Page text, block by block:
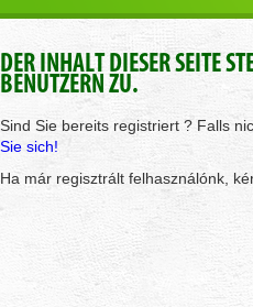
DER INHALT DIESER SEITE
BENUTZERN ZU.
Sind Sie bereits registriert ? Falls
Sie sich!
Ha már regisztrált felhasználónk,